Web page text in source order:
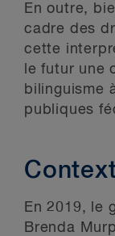
En outre,
cadre des
cette
le futur une
bilinguisme
publiques
En 2019, le
Brenda